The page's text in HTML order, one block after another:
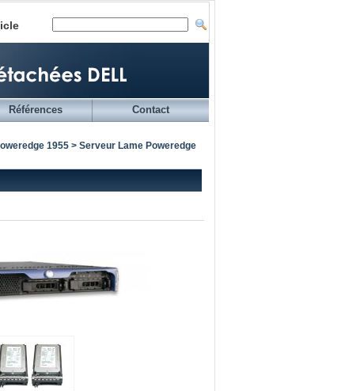
Références Contact
1955 > Serveur Lame Poweredge